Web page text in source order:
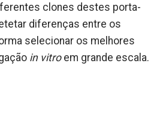
clones destes porta-
diferenças entre os
selecionar os melhores
in vitro em grande escala.